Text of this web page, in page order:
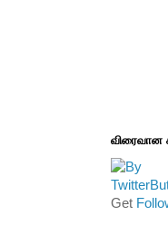
விரைவான
Get